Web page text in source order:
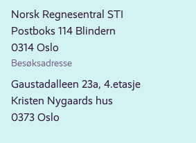
Norsk Regnesentral STI
Postboks 114 Blindern
0314 Oslo
Besøksadresse
Gaustadalleen 23a, 4.etasje
Kristen Nygaards hus
0373 Oslo